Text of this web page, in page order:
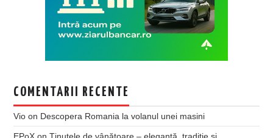
COMENTARII RECENTE
Vio on Descopera Romania la volanul unei masini